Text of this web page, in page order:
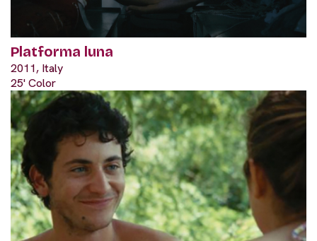
Platforma luna
2011, Italy
25' Color